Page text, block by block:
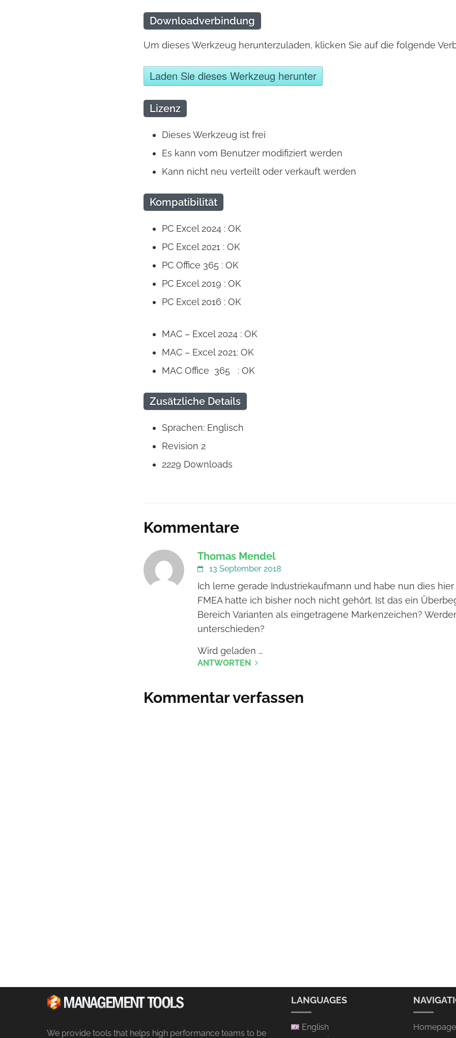
Downloadverbindung
Um dieses Werkzeug herunterzuladen, klicken Sie auf die folgende
Laden Sie dieses Werkzeug herunter
Lizenz
Dieses Werkzeug ist frei
Es kann vom Benutzer modifiziert werden
Kann nicht neu verteilt oder verkauft werden
Kompatibilität
PC Excel 2024 : OK
PC Excel 2021 : OK
PC Office 365 : OK
PC Excel 2019 : OK
PC Excel 2016 : OK
MAC – Excel 2024 : OK
MAC – Excel 2021: OK
MAC Office 365 : OK
Zusätzliche Details
Sprachen: Englisch
Revision 2
2229 Downloads
Kommentare
Thomas Mendel
13 September 2018
Ich lerne gerade Industriekaufmann und habe nun dies hier
FMEA hatte ich bisher noch nicht gehört. Ist das ein
Bereich Varianten als eingetragene Markenzeichen?
unterschieden?
Wird geladen …
ANTWORTEN
Kommentar verfassen
We provide tools that helps high performance teams to be
LANGUAGES
English
Homepage